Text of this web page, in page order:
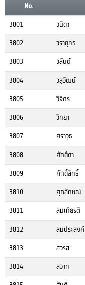
No.
3801
วนิดา
3802
วรายุทธ
3803
วสันต์
3804
วสุวัฒน์
3805
วิจิตร
3806
วิทยา
3807
ศราวุธ
3808
ศักดิ์ดา
3809
ศักดิ์สิทธิ์
3810
ศุภลักษณ์
3811
สมเกียรติ
3812
สมประสงค์
3813
สวรส
3814
สวาท